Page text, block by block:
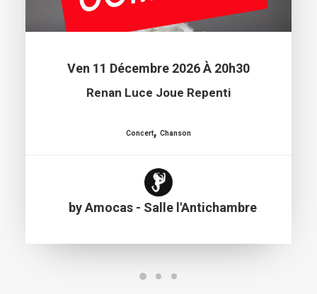
Ven 11 Décembre 2026 À 20h30
Renan Luce Joue Repenti
Concert, Chanson
by Amocas - Salle l'Antichambre